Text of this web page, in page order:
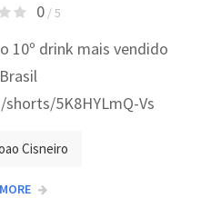
0/ 5
10º drink mais vendido
5K8HYLmQ-Vs
Cisneiro